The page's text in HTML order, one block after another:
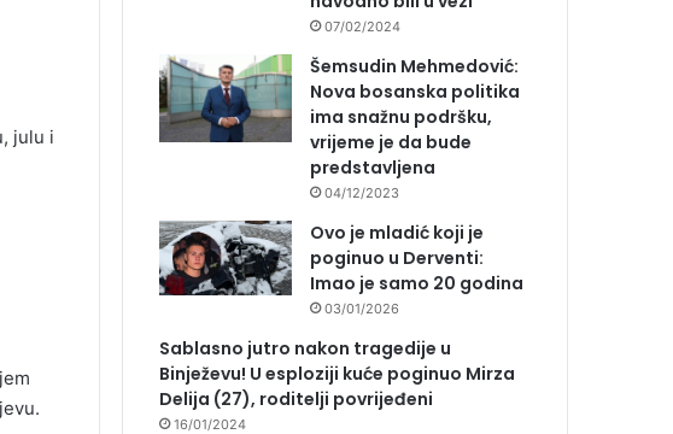
julu i
07/02/2024
Šemsudin Mehmedović:
Nova bosanska politika
ima snažnu podršku,
vrijeme je da bude
predstavljena
04/12/2023
Ovo je mladić koji je
poginuo u Derventi:
Imao je samo 20 godina
03/01/2026
Sablasno jutro nakon tragedije u
Binježevu! U esploziji kuće poginuo Mirza
Delija (27), roditelji povrijeđeni
16/01/2024